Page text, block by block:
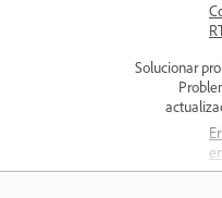
Solucionar